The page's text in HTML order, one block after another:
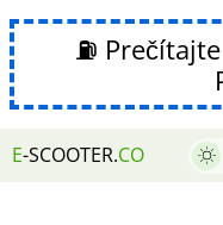
⛽
E-SCOOTER.CO